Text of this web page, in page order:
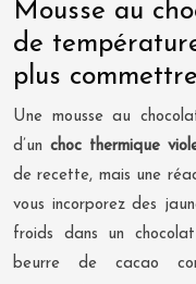
Mousse au
de
plus commettre
Une mousse au
d’unchoc thermique
de recette, mais une
vous incorporez des
froids dans un
beurre de cacao